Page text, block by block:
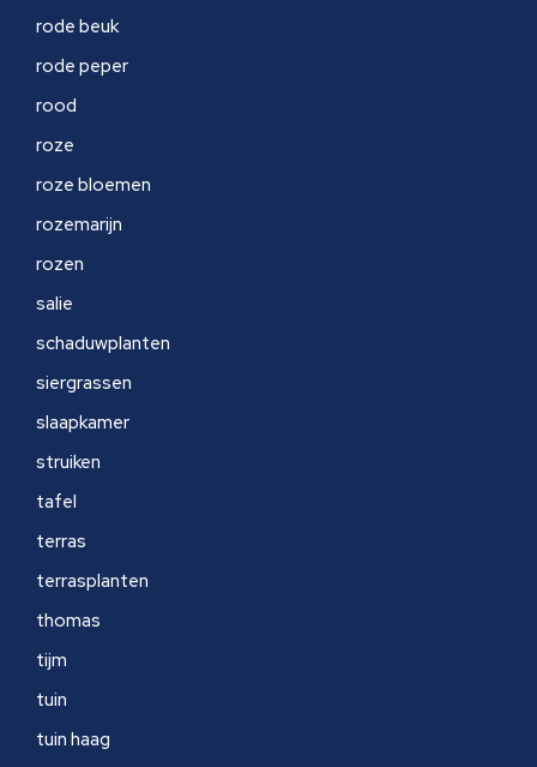
rode beuk
rode peper
rood
roze
roze bloemen
rozemarijn
rozen
salie
schaduwplanten
siergrassen
slaapkamer
struiken
tafel
terras
terrasplanten
thomas
tijm
tuin
tuin haag